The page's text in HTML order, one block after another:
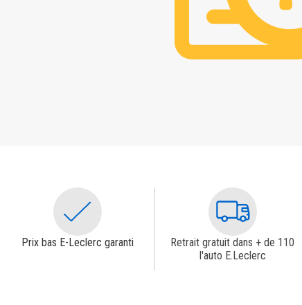
Prix bas E-Leclerc garanti
Retrait gratuit dans + de 110
l'auto E.Leclerc